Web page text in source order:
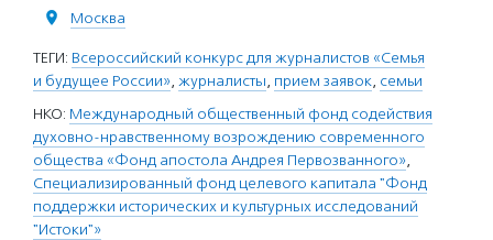
Москва
ТЕГИ: Всероссийский конкурс для журналистов «Семья
и будущее России», журналисты, прием заявок, семьи
НКО: Международный общественный фонд содействия
духовно-нравственному возрождению современного
общества «Фонд апостола Андрея Первозванного»,
Специализированный фонд целевого капитала "Фонд
поддержки исторических и культурных исследований
"Истоки"»